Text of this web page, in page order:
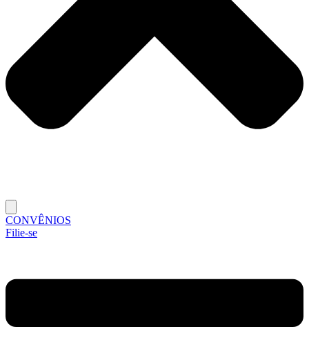
CONVÊNIOS
Filie-se